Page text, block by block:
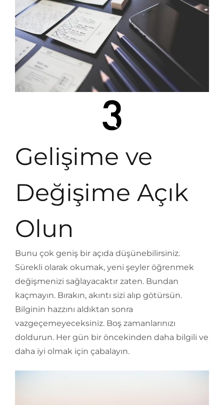
Gelişime ve
Değişime Açık
Olun
Bunu çok geniş bir açıda düşünebilirsiniz.
Sürekli olarak okumak, yeni şeyler öğrenmek
değişmenizi sağlayacaktır zaten. Bundan
kaçmayın. Bırakın, akıntı sizi alıp götürsün.
Bilginin hazzını aldıktan sonra
vazgeçemeyeceksiniz. Boş zamanlarınızı
doldurun. Her gün bir öncekinden daha bilgili ve
daha iyi olmak için çabalayın.